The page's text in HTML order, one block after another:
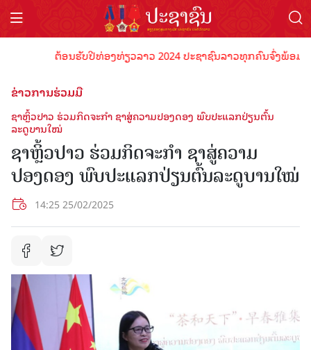
ຕ້ອນຮັບປີທ່ອງທ່ຽວລາວ 2024 ປະຊາຊົນລາວທຸກຄົນຈົ່ງພ້ອມເ
ຂ່າວການຮ່ວມມື
ຊາຫຼິ້ວປາວ ຮ່ວມກິດຈະກໍາ ຊາສູ່ຄວາມປອງດອງ ພົບປະແລກປ່ຽນຕົ້ນ
ລະດູບານໃໝ່
ຊາຫຼິ້ວປາວ ຮ່ວມກິດຈະກໍາ ຊາສູ່ຄວາມ
ປອງດອງ ພົບປະແລກປ່ຽນຕົ້ນລະດູບານໃໝ່
14:25 25/02/2025